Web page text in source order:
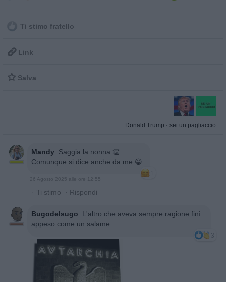
Ti stimo fratello
 Link
 Salva
Donald Trump · sei un pagliaccio
Mandy: Saggia la nonna 👏
Comunque si dice anche da me 😁
1
26 Agosto 2025 alle ore 12:55
· Ti stimo · Rispondi
Bugodelsugo: L'altro che aveva sempre ragione finì
appeso come un salame....
3